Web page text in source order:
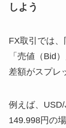
しよう
FX取引では
「売値（Bid
差額がスプレ
例えば、
149.998円の